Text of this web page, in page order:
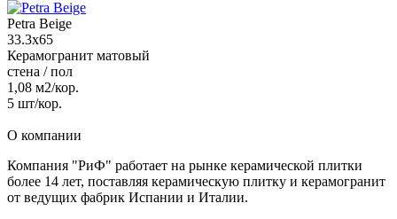
Petra Beige
33.3x65
Керамогранит матовый
стена / пол
1,08 м2/кор.
5 шт/кор.
О компании
Компания "РиФ" работает на рынке керамической плитки
более 14 лет, поставляя керамическую плитку и керамогранит
от ведущих фабрик Испании и Италии.